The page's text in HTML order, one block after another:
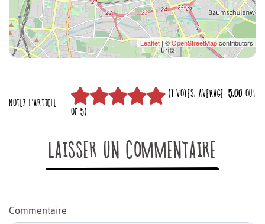
Leaflet| ©OpenStreetMapcontributors
NOTEZ L'ARTICLE
(1VOTES, AVERAGE: 5,00 OUT
OF 5)
LAISSER UN COMMENTAIRE
Commentaire